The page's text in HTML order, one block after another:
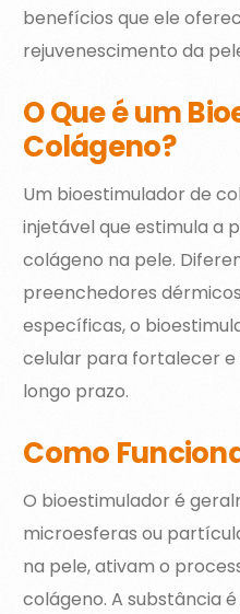
benefícios que ele
rejuvenescimento da
O Que é um
Colágeno?
Um bioestimulador de
injetável que estimula a
colágeno na pele.
preenchedores
específicas, o
celular para fortalecer e
longo prazo.
Como
O bioestimulador é
microesferas ou
na pele, ativam o
colágeno. A substância